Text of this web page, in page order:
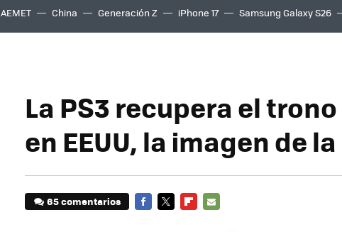
AEMET China Generación Z iPhone 17 Samsung Galaxy S26
La PS3 recupera el
en EEUU, la imagen de
65 comentarios